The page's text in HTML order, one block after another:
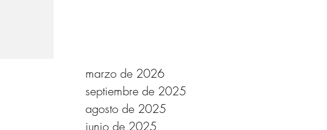
marzo de 2026
septiembre de 2025
agosto de 2025
junio de 2025